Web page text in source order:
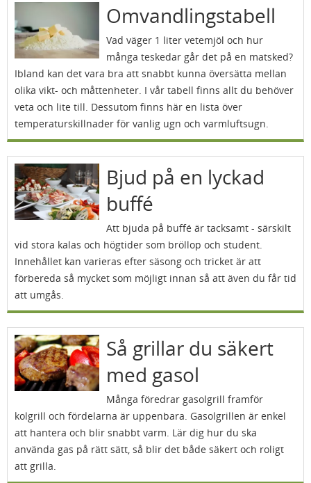
Omvandlingstabell
Vad väger 1 liter vetemjöl och hur
många teskedar går det på en matsked?
Ibland kan det vara bra att snabbt kunna översätta mellan
olika vikt- och måttenheter. I vår tabell finns allt du behöver
veta och lite till. Dessutom finns här en lista över
temperaturskillnader för vanlig ugn och varmluftsugn.
Bjud på en lyckad
buffé
Att bjuda på buffé är tacksamt - särskilt
vid stora kalas och högtider som bröllop och student.
Innehållet kan varieras efter säsong och tricket är att
förbereda så mycket som möjligt innan så att även du får tid
att umgås.
Så grillar du säkert
med gasol
Många föredrar gasolgrill framför
kolgrill och fördelarna är uppenbara. Gasolgrillen är enkel
att hantera och blir snabbt varm. Lär dig hur du ska
använda gas på rätt sätt, så blir det både säkert och roligt
att grilla.